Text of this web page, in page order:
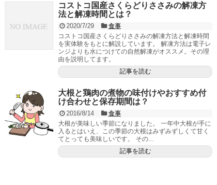
コストコ国産さくらどりささみの解凍方
法と解凍時間とは？
2020/7/29
食事
コストコ国産さくらどりささみの解凍方法と解凍時間
を実体験をもとに解説しています。 解凍方法は電子レ
ンジよりも水につけての自然解凍がオススメ。その理
由を説明してます。
記事を読む
大根と鶏肉の煮物の味付けやおすすめ付
け合わせと保存期間は？
2016/8/14
食事
大根が美味しい季節になりました。 一年中大根が手に
入るとはいえ、この季節の大根はみずみずしくて甘く
てとっても美味しいです。 その...
記事を読む